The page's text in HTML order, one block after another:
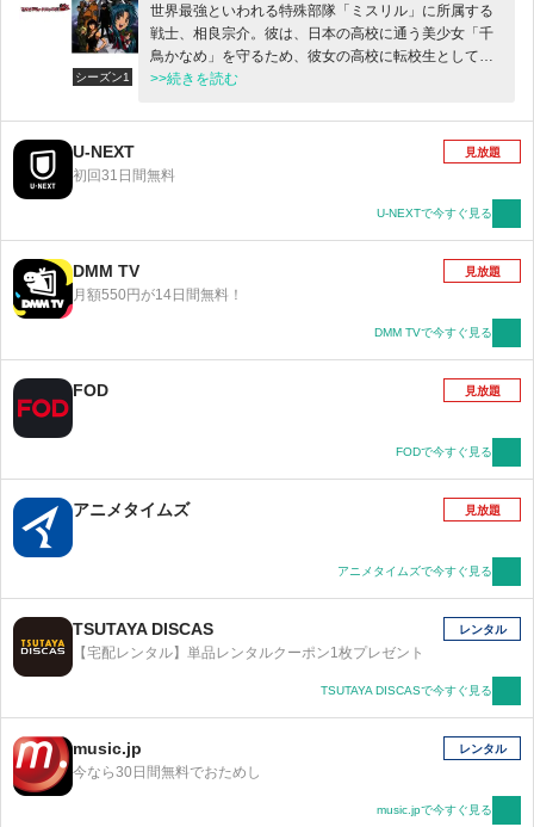
シーズン1
世界最強といわれる特殊部隊「ミスリル」に所属する
戦士、相良宗介。彼は、日本の高校に通う美少女「千
鳥かなめ」を守るため、彼女の高校に転校生としてや
って来る。そこで、巻き起こる一人戦争状態。一方で
軍事サスペンスの両方を持ち合わせたSF冒険活劇ここ
>>続きを読む
U-NEXT
初回31日間無料
見放題
U-NEXTで今すぐ見る
DMM TV
月額550円が14日間無料！
見放題
DMM TVで今すぐ見る
FOD 見放題
FODで今すぐ見る
アニメタイムズ 見放題
アニメタイムズで今すぐ見る
TSUTAYA DISCAS
【宅配レンタル】単品レンタルクーポン1枚プレゼント
レンタル
TSUTAYA DISCASで今すぐ見る
music.jp
今なら30日間無料でおためし
レンタル
music.jpで今すぐ見る